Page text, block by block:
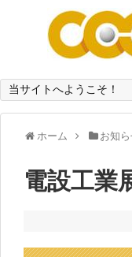
当サイトへようこそ！
ホーム お知
電設工業